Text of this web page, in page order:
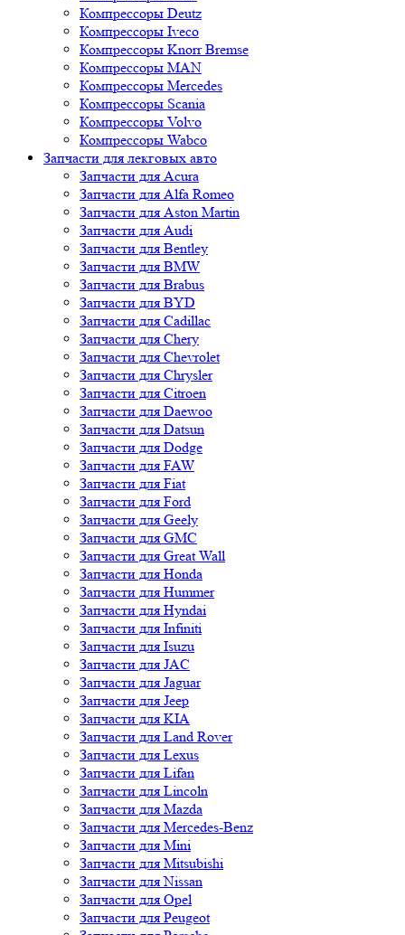
Компрессоры Deutz
Компрессоры Iveco
Компрессоры Knorr Bremse
Компрессоры MAN
Компрессоры Mercedes
Компрессоры Scania
Компрессоры Volvo
Компрессоры Wabco
Запчасти для лекговых авто
Запчасти для Acura
Запчасти для Alfa Romeo
Запчасти для Aston Martin
Запчасти для Audi
Запчасти для Bentley
Запчасти для BMW
Запчасти для Brabus
Запчасти для BYD
Запчасти для Cadillac
Запчасти для Chery
Запчасти для Chevrolet
Запчасти для Chrysler
Запчасти для Citroen
Запчасти для Daewoo
Запчасти для Datsun
Запчасти для Dodge
Запчасти для FAW
Запчасти для Fiat
Запчасти для Ford
Запчасти для Geely
Запчасти для GMC
Запчасти для Great Wall
Запчасти для Honda
Запчасти для Hummer
Запчасти для Hyndai
Запчасти для Infiniti
Запчасти для Isuzu
Запчасти для JAC
Запчасти для Jaguar
Запчасти для Jeep
Запчасти для KIA
Запчасти для Land Rover
Запчасти для Lexus
Запчасти для Lifan
Запчасти для Lincoln
Запчасти для Mazda
Запчасти для Mercedes-Benz
Запчасти для Mini
Запчасти для Mitsubishi
Запчасти для Nissan
Запчасти для Opel
Запчасти для Peugeot